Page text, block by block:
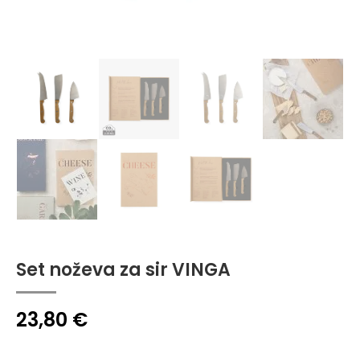
Set noževa za sir VINGA
23,80 €